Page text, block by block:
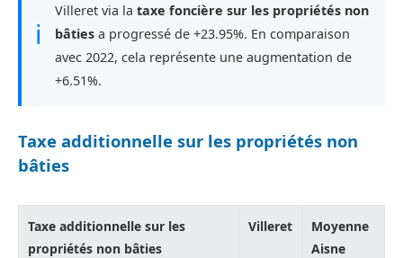
ℹ
Villeret via la taxe foncière sur les propriétés non
bâties a progressé de +23.95%. En comparaison
avec 2022, cela représente une augmentation de
+6.51%.
Taxe additionnelle sur les propriétés non
bâties
Taxe additionnelle sur les
propriétés non bâties
Villeret
Moyenne
Aisne